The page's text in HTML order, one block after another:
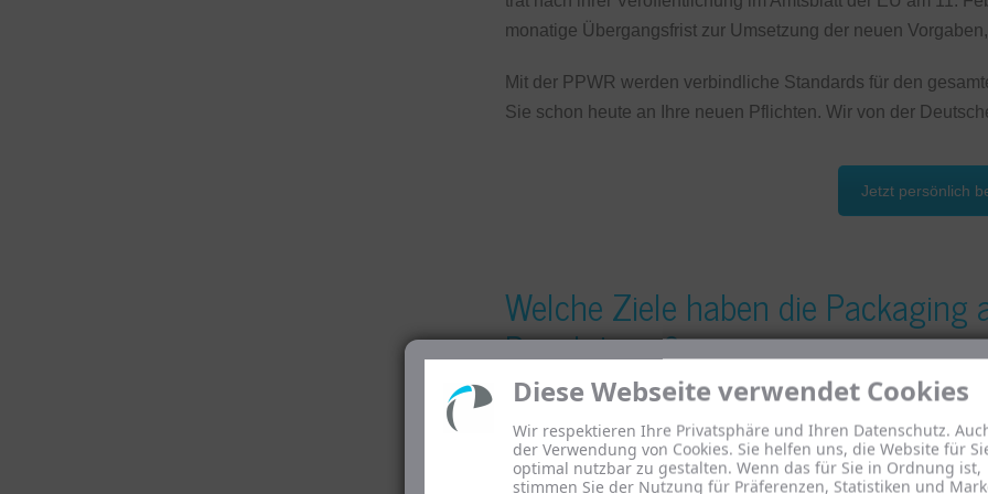
Diese Webseite verwendet Cookies
Wir respektieren Ihre Privatsphäre und Ihren Datenschutz.
der Verwendung von Cookies. Sie helfen uns, die Website für
optimal nutzbar zu gestalten. Wenn das für Sie in Ordnung ist,
stimmen Sie der Nutzung für Präferenzen, Statistiken und
monatige Übergangsfrist zur Umsetzung der neuen
Mit der PPWR werden verbindliche Standards für den
Sie schon heute an Ihre neuen Pflichten. Wir von der
Jetzt persönlich
Welche Ziele haben die Packaging
Regulations?
Ziel der Packaging and Packaging Waste Regulations ist
Europäischen Union signifikant zu reduzieren. Dies soll